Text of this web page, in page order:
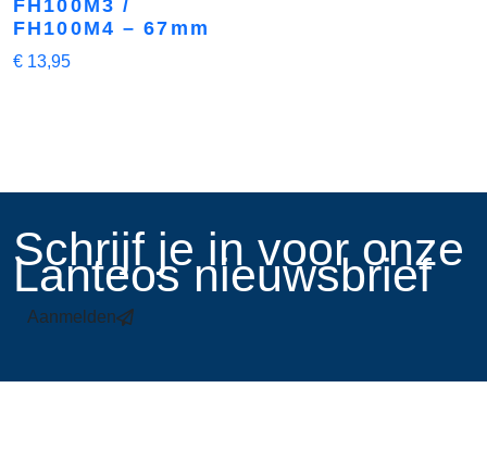
FH100M3 /
FH100M4 – 67mm
€ 13,95
​Schrijf je in voor onze
Lanteos nieuwsbrief
Aanmelden